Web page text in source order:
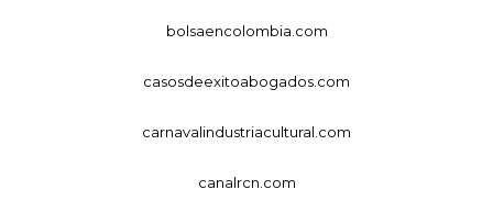
bolsaencolombia.com
casosdeexitoabogados.com
carnavalindustriacultural.com
canalrcn.com